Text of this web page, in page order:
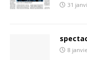
31
8